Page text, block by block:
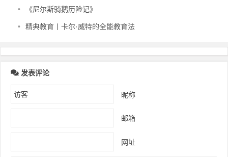
• 《尼尔斯骑鹅历险记》
• 精典教育丨卡尔·威特的全能教育法
发表评论
昵称
邮箱
网址